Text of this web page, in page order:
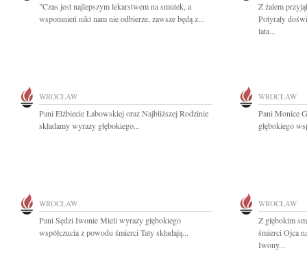
"Czas jest najlepszym lekarstwem na smutek, a
wspomnień nikt nam nie odbierze, zawsze będą z...
Z żalem
Potyrały
lata...
WROCŁAW
Pani Elżbiecie Łabowskiej oraz Najbliższej Rodzinie
składamy wyrazy głębokiego...
WROCŁAW
Pani Monice
głębokiego
WROCŁAW
Pani Sędzi Iwonie Mieli wyrazy głębokiego
współczucia z powodu śmierci Taty składają...
WROCŁAW
Z głębokim
śmierci Ojca
Iwony...